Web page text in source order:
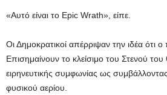
«Αυτό είναι το Epic Wrath», είπε.
Οι Δημοκρατικοί απέρριψαν την ιδέα ότι ο
Επισημαίνουν το κλείσιμο του Στενού
ειρηνευτικής συμφωνίας ως
φυσικού αερίου.